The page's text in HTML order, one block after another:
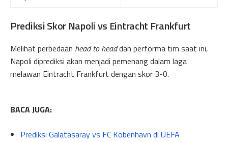
Prediksi Skor Napoli vs Eintracht Frankfurt
Melihat perbedaan head to headdan performa tim saat ini,
Napoli diprediksi akan menjadi pemenang dalam laga
melawan Eintracht Frankfurt dengan skor 3-0.
BACA JUGA:
Prediksi Galatasaray vs FC Kobenhavn di UEFA